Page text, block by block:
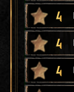
4
4
4